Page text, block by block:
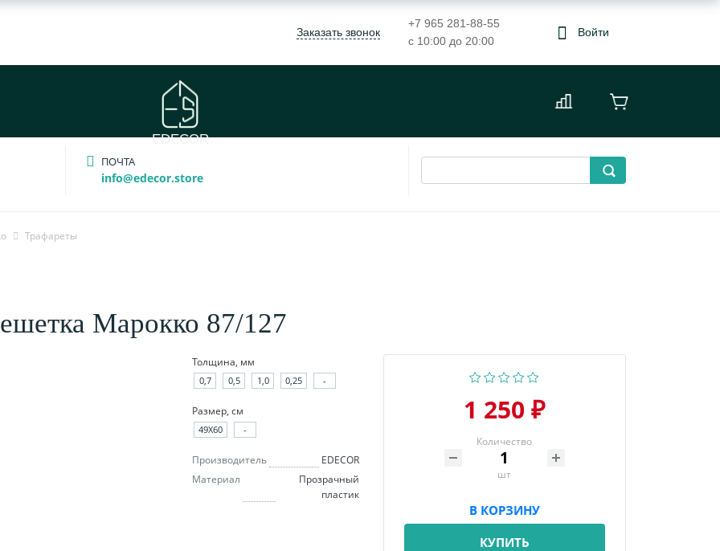
Заказать звонок
+7 965 281-88-55
с 10:00 до 20:00
Войти
EDECOR
ПОЧТА
info@edecor.store
Трафареты
Марокко 87/127
Толщина, мм
0,7 0,5 1,0 0,25 -
Размер, см
49X60 -
Производитель
EDECOR
Материал
Прозрачный
пластик
1 250 ₽
Количество
шт
В КОРЗИНУ
КУПИТЬ